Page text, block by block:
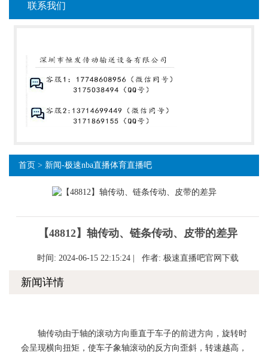
联系我们
首页 > 新闻-极速nba直播体育直播吧
【48812】轴传动、链条传动、皮带的差异
时间: 2024-06-15 22:15:24 | 作者: 极速直播吧官网下载
新闻详情
轴传动由于轴的滚动方向垂直于车子的前进方向，旋转时
会呈现横向扭矩，使车子象轴滚动的反方向歪斜，转速越高，